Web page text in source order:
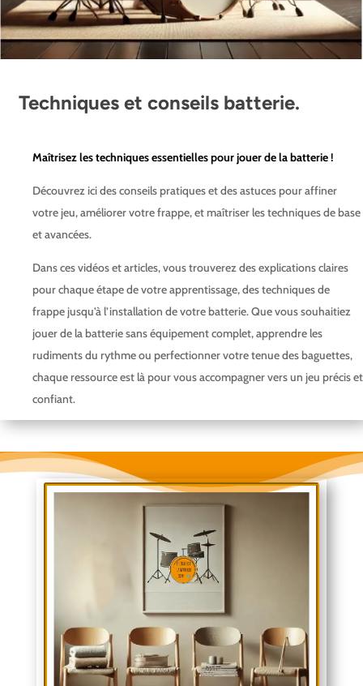
Techniques et conseils batterie.
Maîtrisez les techniques essentielles pour jouer de la batterie !
Découvrez ici des conseils pratiques et des astuces pour affiner
votre jeu, améliorer votre frappe, et maîtriser les techniques de base
et avancées.
Dans ces vidéos et articles, vous trouverez des explications claires
pour chaque étape de votre apprentissage, des techniques de
frappe jusqu’à l’installation de votre batterie. Que vous souhaitiez
jouer de la batterie sans équipement complet, apprendre les
rudiments du rythme ou perfectionner votre tenue des baguettes,
chaque ressource est là pour vous accompagner vers un jeu précis et
confiant.